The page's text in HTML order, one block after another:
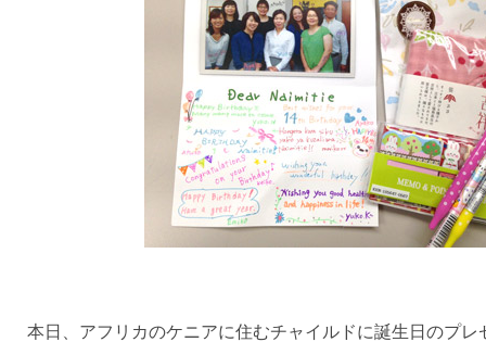
本日、アフリカのケニアに住むチャイルドに誕生日のプレ